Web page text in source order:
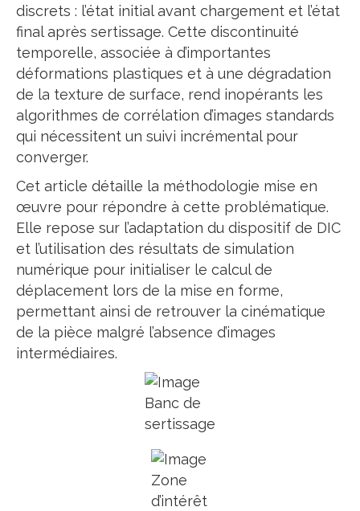
discrets : l’état initial avant chargement et l’état
final après sertissage. Cette discontinuité
temporelle, associée à d’importantes
déformations plastiques et à une dégradation
de la texture de surface, rend inopérants les
algorithmes de corrélation d’images standards
qui nécessitent un suivi incrémental pour
converger.
Cet article détaille la méthodologie mise en
œuvre pour répondre à cette problématique.
Elle repose sur l’adaptation du dispositif de DIC
et l’utilisation des résultats de simulation
numérique pour initialiser le calcul de
déplacement lors de la mise en forme,
permettant ainsi de retrouver la cinématique
de la pièce malgré l’absence d’images
intermédiaires.
Banc de
sertissage
Zone
d’intérêt